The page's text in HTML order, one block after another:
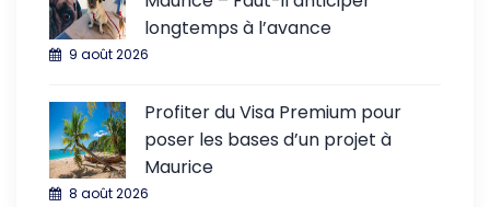
longtemps à l’avance
9 août 2026
Profiter du Visa Premium pour
poser les bases d’un projet à
Maurice
8 août 2026